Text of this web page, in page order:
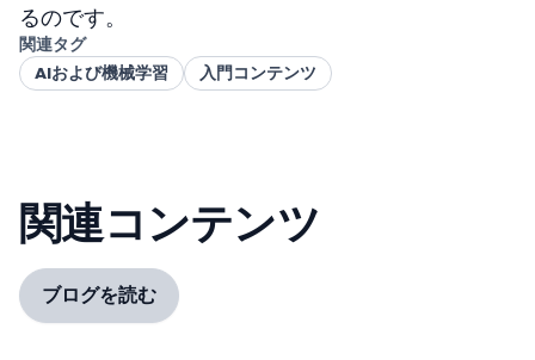
るのです。
関連タグ
AIおよび機械学習
入門コンテンツ
関連コンテンツ
ブログを読む